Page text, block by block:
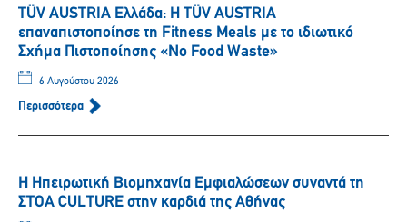
TÜV AUSTRIA Ελλάδα: Η TÜV AUSTRIA
επαναπιστοποίησε τη Fitness Meals με το ιδιωτικό
Σχήμα Πιστοποίησης «No Food Waste»
6 Αυγούστου 2026
Περισσότερα
Η Ηπειρωτική Βιομηχανία Εμφιαλώσεων συναντά τη
ΣΤΟΑ CULTURE στην καρδιά της Αθήνας